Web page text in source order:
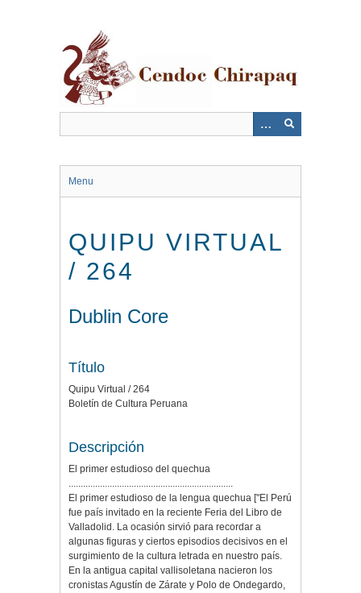
Menu
QUIPU VIRTUAL
/ 264
Dublin Core
Título
Quipu Virtual / 264
Boletín de Cultura Peruana
Descripción
El primer estudioso del quechua
....................................................................
El primer estudioso de la lengua quechua ["El Perú
fue país invitado en la reciente Feria del Libro de
Valladolid. La ocasión sirvió para recordar a
algunas figuras y ciertos episodios decisivos en el
surgimiento de la cultura letrada en nuestro país.
En la antigua capital vallisoletana nacieron los
cronistas Agustín de Zárate y Polo de Ondegardo,